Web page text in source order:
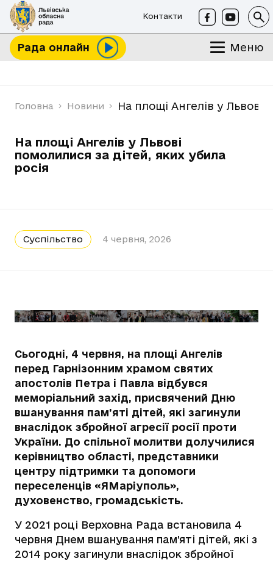
Контакти
Рада онлайн Меню
Головна Новини На площі Ангелів у Львові
На площі Ангелів у Львові
помолилися за дітей, яких убила
росія
Суспільство 4 червня, 2026
Сьогодні, 4 червня, на площі Ангелів
перед Гарнізонним храмом святих
апостолів Петра і Павла відбувся
меморіальний захід, присвячений Дню
вшанування пам’яті дітей, які загинули
внаслідок збройної агресії росії проти
України. До спільної молитви долучилися
керівництво області, представники
центру підтримки та допомоги
переселенців «ЯМаріуполь»,
духовенство, громадськість.
У 2021 році Верховна Рада встановила 4
червня Днем вшанування пам’яті дітей, які з
2014 року загинули внаслідок збройної